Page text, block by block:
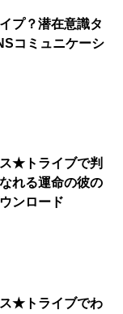
プ？潜在意識タ
コミュニケーシ
ス★トライブで判
れる運命の彼の
ンロード
ス★トライブでわ